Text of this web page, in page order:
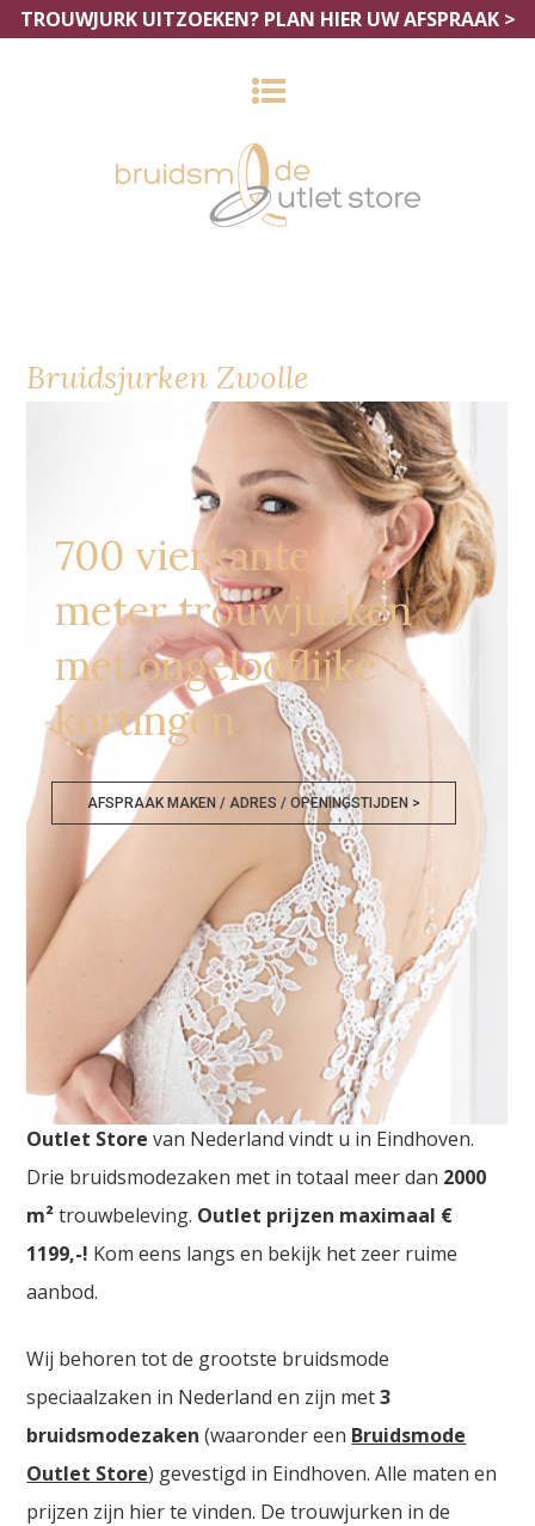
TROUWJURK UITZOEKEN? PLAN HIER UW AFSPRAAK >
Bruidsjurken Zwolle
700 vierkante
meter trouwjurken
met ongelooflijke
kortingen
AFSPRAAK MAKEN / ADRES / OPENINGSTIJDEN >
Bruidsjurken Zwolle
Bruidsjurken Zwolle. Degrootste Bruidsmode
Outlet Store van Nederland vindt u in Eindhoven.
Drie bruidsmodezaken met in totaal meer dan 2000
m²trouwbeleving. Outlet prijzen maximaal €
1199,-! Kom eens langs en bekijk het zeer ruime
aanbod.
Wij behoren tot de grootste bruidsmode
speciaalzaken in Nederland en zijn met3
bruidsmodezaken (waaronder een Bruidsmode
Outlet Store) gevestigd in Eindhoven. Alle maten en
prijzen zijn hier te vinden. De trouwjurken in de